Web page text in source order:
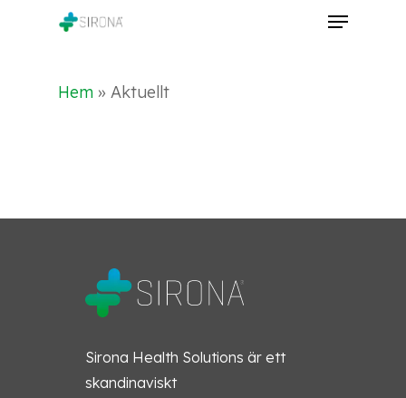
Menu
Hem » Aktuellt
Sirona Health Solutions är ett
skandinaviskt